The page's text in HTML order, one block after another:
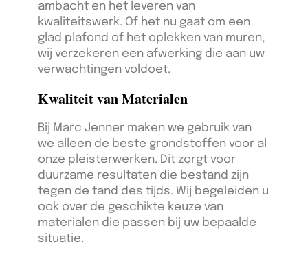
ambacht en het leveren van
kwaliteitswerk. Of het nu gaat om een
glad plafond of het oplekken van muren,
wij verzekeren een afwerking die aan uw
verwachtingen voldoet.
Kwaliteit van Materialen
Bij Marc Jenner maken we gebruik van
we alleen de beste grondstoffen voor al
onze pleisterwerken. Dit zorgt voor
duurzame resultaten die bestand zijn
tegen de tand des tijds. Wij begeleiden u
ook over de geschikte keuze van
materialen die passen bij uw bepaalde
situatie.